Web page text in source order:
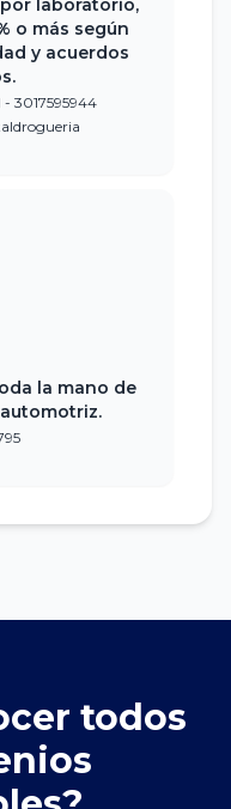
laboratorio,
o más según
y acuerdos
- 3017595944
la mano de
todos